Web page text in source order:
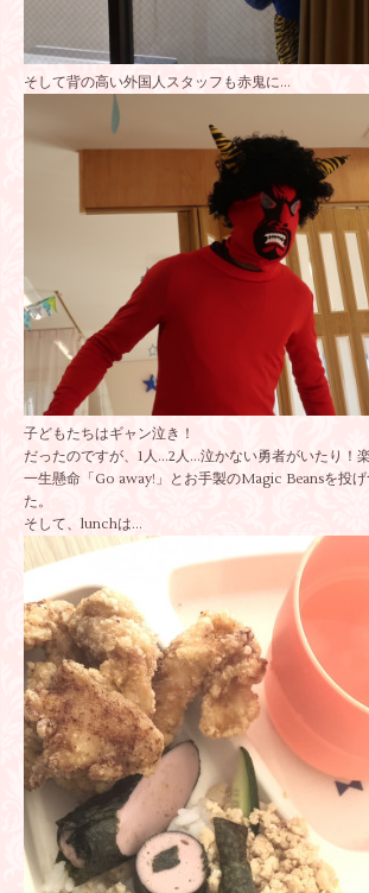
そして背の高い外国人スタッフも赤鬼に…
子どもたちはギャン泣き！
だったのですが、1人…2人…泣かない勇者がいたり！
一生懸命「Go away!」とお手製のMagic Beansを投
た。
そして、lunchは…